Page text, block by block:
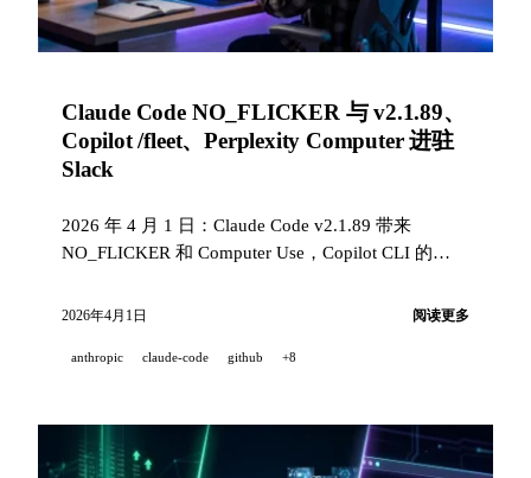
Claude Code NO_FLICKER 与 v2.1.89、
Copilot /fleet、Perplexity Computer 进驻
Slack
2026 年 4 月 1 日：Claude Code v2.1.89 带来
NO_FLICKER 和 Computer Use，Copilot CLI 的
Slack，Codex CLI 0.118.0，Z.ai 的 GLM-5V-
Builders，以及两个愚人节彩蛋。
2026年4月1日 阅读更多
anthropic claude-code github +8